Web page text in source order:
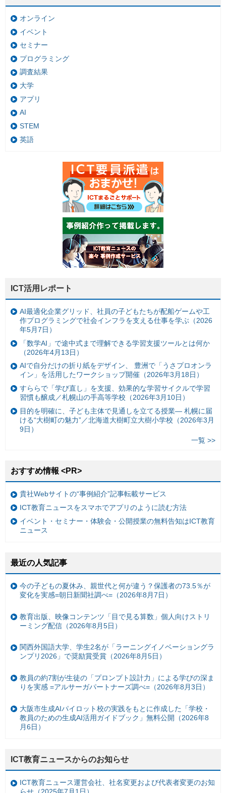
オンライン
イベント
セミナー
プログラミング
調査結果
大学
アプリ
AI
STEM
英語
ICT活用レポート
AI最適化企業グリッド、社員の子どもたちが配船ゲームや工
作プログラミングで社会インフラを支える仕事を学ぶ（2026
年5月7日）
「数学AI」で途中式まで理解できる学習支援ツールとは何か
（2026年4月13日）
AIで自分だけの折り紙をデザイン、 豊洲で「うさプロオンラ
イン」を活用したワークショップ開催（2026年3月18日）
すららで「学び直し」を支援、効果的な学習サイクルで学習
習慣も醸成／札幌山の手高等学校（2026年3月10日）
目的を明確に、子ども主体で見通しを立てる授業— 札幌に届
ける“大樹町の魅力”／北海道大樹町立大樹小学校（2026年3月
9日）
一覧 >>
おすすめ情報 <PR>
貴社Webサイトの“事例紹介”記事転載サービス
ICT教育ニュースをスマホでアプリのように読む方法
イベント・セミナー・体験会・公開授業の無料告知はICT教育
ニュース
最近の人気記事
今の子どもの夏休み、親世代と何が違う？保護者の73.5％が
変化を実感=朝日新聞社調べ=（2026年8月7日）
教育出版、映像コンテンツ「目で見る算数」個人向けストリ
ーミング配信（2026年8月5日）
関西外国語大学、学生2名が「ラーニングイノベーショングラ
ンプリ2026」で奨励賞受賞（2026年8月5日）
教員の約7割が生徒の「プロンプト設計力」による学びの深ま
りを実感 =アルサーガパートナーズ調べ=（2026年8月3日）
大阪市生成AIパイロット校の実践をもとに作成した「学校・
教員のための生成AI活用ガイドブック」無料公開（2026年8
月6日）
ICT教育ニュースからのお知らせ
ICT教育ニュース運営会社、社名変更および代表者変更のお知